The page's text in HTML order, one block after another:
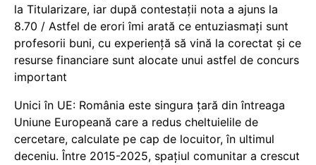
la Titularizare, iar după contestații nota a ajuns la
8.70 / Astfel de erori îmi arată ce entuziasmați sunt
profesorii buni, cu experiență să vină la corectat și ce
resurse financiare sunt alocate unui astfel de concurs
important
Unici în UE: România este singura țară din întreaga
Uniune Europeană care a redus cheltuielile de
cercetare, calculate pe cap de locuitor, în ultimul
deceniu. Între 2015-2025, spațiul comunitar a crescut